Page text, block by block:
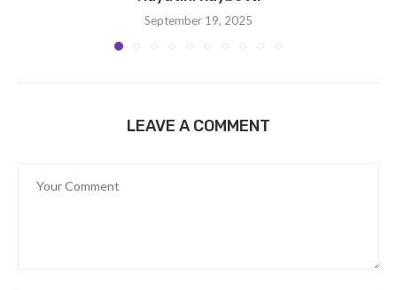
September 19, 2025
LEAVE A COMMENT